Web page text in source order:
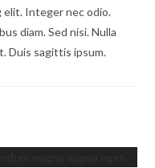
elit. Integer nec odio.
diam. Sed nisi. Nulla
Duis sagittis ipsum.